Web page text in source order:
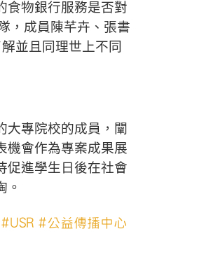
食物銀行服務是否對
，成員陳芊卉、張書
並且同理世上不同
大專院校的成員，闡
機會作為專案成果展
促進學生日後在社會
。
#USR #公益傳播中心